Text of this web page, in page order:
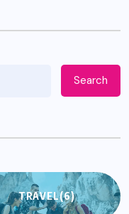
Search
TRAVEL(6)